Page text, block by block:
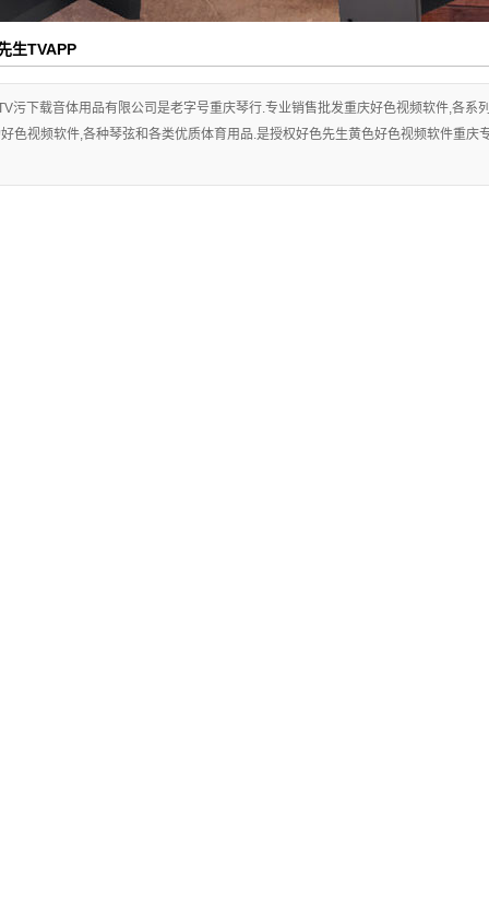
生TVAPP
污下载音体用品有限公司是老字号重庆琴行.专业销售批发重庆好色视频软件,各系
色视频软件,各种琴弦和各类优质体育用品.是授权好色先生黄色好色视频软件重